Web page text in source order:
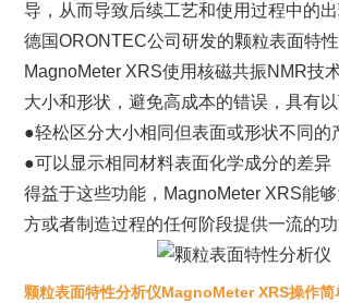
导，从而导致后续工艺和使用过程中的出
德国ORONTEC公司研发的颗粒表面特
MagnoMeter XRS使用核磁共振NMR技
大小和形状，避免高成本的错误，具有以
●轻松区分大小相同但表面或形状不同的
●可以显示相同材料表面化学成分的差异
得益于这些功能，MagnoMeter XRS能
方或者制造过程的任何阶段提供一流的功
颗粒表面特性分析仪MagnoMeter XRS操作简